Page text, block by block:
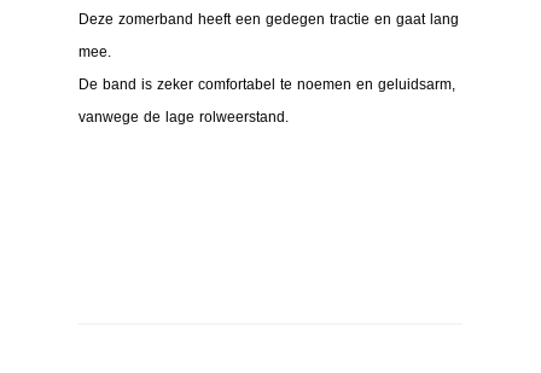
Deze zomerband heeft een gedegen tractie en gaat lang
mee.
De band is zeker comfortabel te noemen en geluidsarm,
vanwege de lage rolweerstand.